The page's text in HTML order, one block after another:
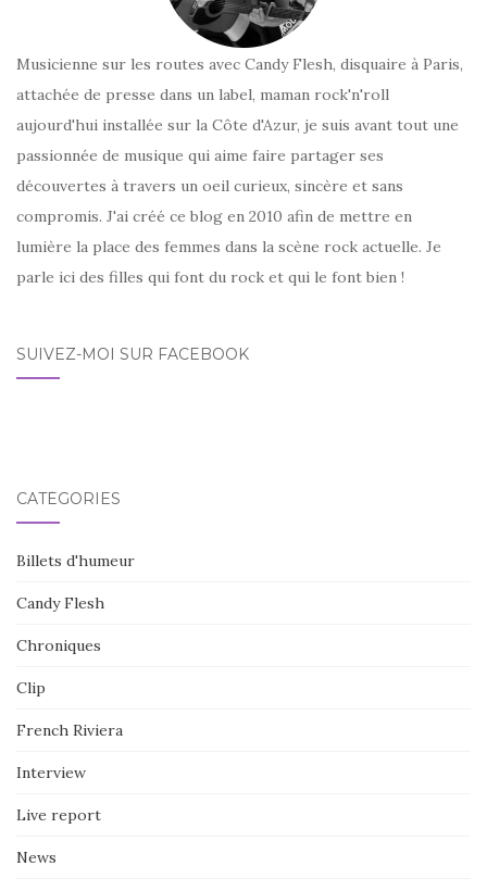
Musicienne sur les routes avec Candy Flesh, disquaire à Paris,
attachée de presse dans un label, maman rock'n'roll
aujourd'hui installée sur la Côte d'Azur, je suis avant tout une
passionnée de musique qui aime faire partager ses
découvertes à travers un oeil curieux, sincère et sans
compromis. J'ai créé ce blog en 2010 afin de mettre en
lumière la place des femmes dans la scène rock actuelle. Je
parle ici des filles qui font du rock et qui le font bien !
SUIVEZ-MOI SUR FACEBOOK
CATÉGORIES
Billets d'humeur
Candy Flesh
Chroniques
Clip
French Riviera
Interview
Live report
News